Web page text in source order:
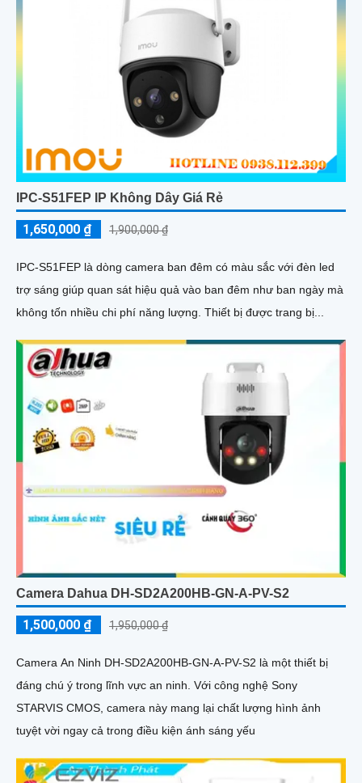
IPC-S51FEP IP Không Dây Giá Rẻ
1,650,000 ₫ 1,900,000 ₫
IPC-S51FEP là dòng camera ban đêm có màu sắc với đèn led
trợ sáng giúp quan sát hiệu quả vào ban đêm như ban ngày mà
không tốn nhiều chi phí năng lượng. Thiết bị được trang bị...
Camera Dahua DH-SD2A200HB-GN-A-PV-S2
1,500,000 ₫ 1,950,000 ₫
Camera An Ninh DH-SD2A200HB-GN-A-PV-S2 là một thiết bị
đáng chú ý trong lĩnh vực an ninh. Với công nghệ Sony
STARVIS CMOS, camera này mang lại chất lượng hình ảnh
tuyệt vời ngay cả trong điều kiện ánh sáng yếu